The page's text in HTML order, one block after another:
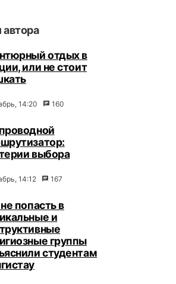
автора
отдых в
или не стоит
14:20 160
выбора
14:12 167
попасть в
и
группы
студентам